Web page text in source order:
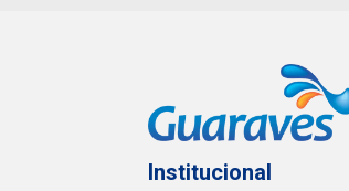
Institucional